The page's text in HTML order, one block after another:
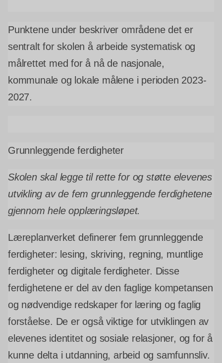
Punktene under beskriver områdene det er
sentralt for skolen å arbeide systematisk og
målrettet med for å nå de nasjonale,
kommunale og lokale målene i perioden 2023-
2027.
Grunnleggende ferdigheter
Skolen skal legge til rette for og støtte elevenes
utvikling av de fem grunnleggende ferdighetene
gjennom hele opplæringsløpet.
Læreplanverket definerer fem grunnleggende
ferdigheter: lesing, skriving, regning, muntlige
ferdigheter og digitale ferdigheter. Disse
ferdighetene er del av den faglige kompetansen
og nødvendige redskaper for læring og faglig
forståelse. De er også viktige for utviklingen av
elevenes identitet og sosiale relasjoner, og for å
kunne delta i utdanning, arbeid og samfunnsliv.